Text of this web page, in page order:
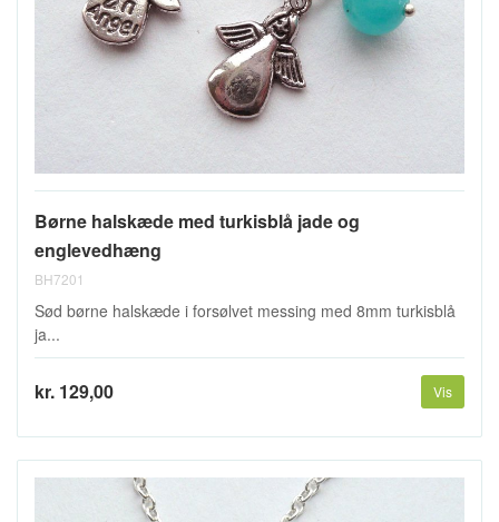
Børne halskæde med turkisblå jade og
englevedhæng
BH7201
Sød børne halskæde i forsølvet messing med 8mm turkisblå
ja...
kr. 129,00 Vis